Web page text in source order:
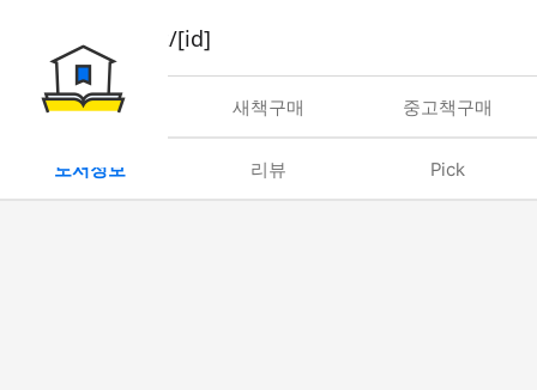
book/rent/[id]
대여 새책구매 중고책구매
도서정보 리뷰 Pick